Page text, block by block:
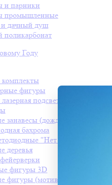
и парники
промышленные
и дачный душ
поликарбонат
Году
комплекты
фигуры
подсветка
занавесы (дождь светодиодный)
бахрома
"Нет Лайт"
деревья
фигуры 3D
фигуры (мотивы)